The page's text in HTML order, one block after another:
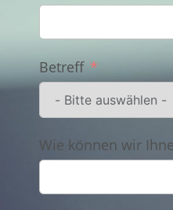
Betreff
Wie können wir